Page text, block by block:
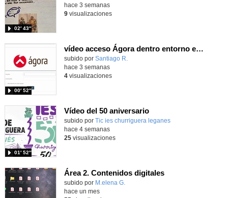
02′ 43″
hace 3 semanas
9visualizaciones
vídeo acceso Ágora dentro entorno escuela
Contenido educativo.
subido por Santiago R.
00′ 52″
hace 3 semanas
4visualizaciones
Vídeo del 50 aniversario
subido por Tic ies churriguera leganes
01′ 52″
-
hace 4 semanas
25visualizaciones
Área 2. Contenidos digitales
Contenido educativo.
subido por M.elena G.
hace un mes